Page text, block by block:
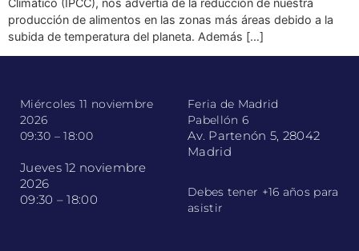
Climático (IPCC), nos advertía de la reducción de nuestra
producción de alimentos en las zonas más áreas debido a la
subida de temperatura del planeta. Además […]
Miércoles 11 noviembre
2026
09:30 – 18:00
Jueves 12 noviembre
2026
09:30 – 18:00
Feria de Madrid
Pabellón 6
Av. Partenón 5, 28042
Madrid
Debes tener +16 años para
asistir